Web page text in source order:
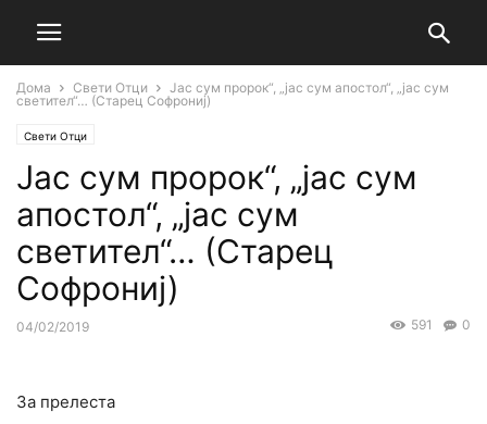
Дома Свети Отци
Jас сум пророк“, „јас сум апостол“, „јас сум
светител“… (Старец Софрониј)
Свети Отци
Jас сум пророк“, „јас сум
апостол“, „јас сум
светител“… (Старец
Софрониј)
04/02/2019 0
591
За прелеста